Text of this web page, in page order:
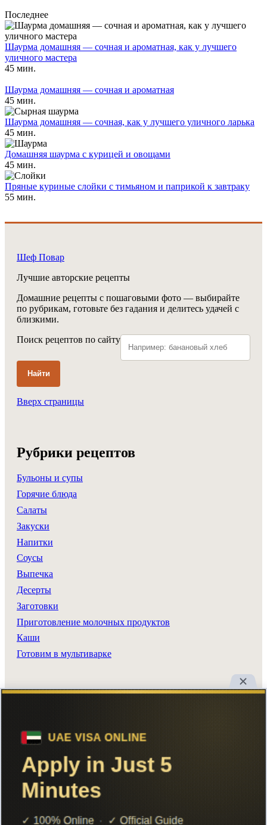
Последнее
Шаурма домашняя — сочная и ароматная, как у лучшего
уличного мастера
45 мин.
Шаурма домашняя — сочная и ароматная
45 мин.
Шаурма домашняя — сочная, как у лучшего уличного ларька
45 мин.
Домашняя шаурма с курицей и овощами
45 мин.
Пряные куриные слойки с тимьяном и паприкой к завтраку
55 мин.
Шеф Повар
Лучшие авторские рецепты
Домашние рецепты с пошаговыми фото — выбирайте
по рубрикам, готовьте без гадания и делитесь удачей с
близкими.
Поиск рецептов по сайту
Найти
Вверх страницы
Рубрики рецептов
Бульоны и супы
Горячие блюда
Салаты
Закуски
Напитки
Соусы
Выпечка
Десерты
Заготовки
Приготовление молочных продуктов
Каши
Готовим в мультиварке
Главная
Поиск
Авторы
Реклама
Вход
Добавить рецепт